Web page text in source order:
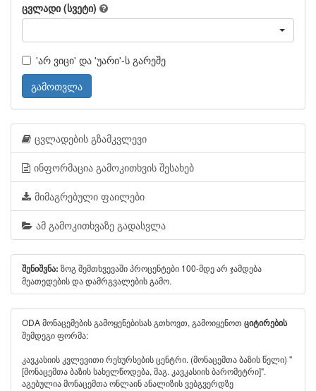
ცვლადი (სვეტი)
'არ ვიცი' და 'უარი'-ს გარეშე
გამოთვლა
ცვლადების გზამკვლევი
ინფორმაცია გამოკითხვის შესახებ
მიმაგრებული ფაილები
ამ გამოკითხვაზე გადასვლა
შენიშვნა: ზოგ შემთხვევაში პროცენტები 100-მდე არ ჯამდება
მეათედების და დამრგვალების გამო.
ODA მონაცემების გამოყენებისას გთხოვთ, გამოიყენოთ ციტირების
შემდეგი ფორმა:
კავკასიის კვლევითი რესურსების ცენტრი. (მონაცემთა ბაზის წელი) "
[მონაცემთა ბაზის სახელწოდება, მაგ. კავკასიის ბარომეტრი]".
აგებულია მონაცემთა ონლაინ ანალიზის ვებგვერდზე